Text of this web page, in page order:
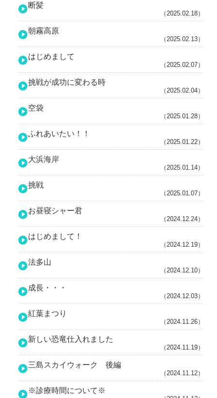
断髪
（2025.02.18）
朝霧高原
（2025.02.13）
はじめまして
（2025.02.07）
挑戦が成功に変わる時
（2025.02.04）
空袋
（2025.01.28）
ふれあいたい！！
（2025.01.22）
大浜海岸
（2025.01.14）
挑戦
（2025.01.07）
お昼寝シャー君
（2024.12.24）
はじめまして！
（2024.12.19）
法多山
（2024.12.10）
成長・・・
（2024.12.03）
紅葉まつり
（2024.11.26）
新しい恐竜仕入れました
（2024.11.19）
三島スカイウォーク 後編
（2024.11.12）
※診療時間について※